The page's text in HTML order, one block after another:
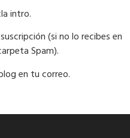
intro.
(si no lo recibes en
Spam).
en tu correo.